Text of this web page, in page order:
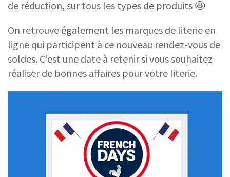
de réduction, sur tous les types de produits 🤩
On retrouve également les marques de literie en
ligne qui participent à ce nouveau rendez-vous de
soldes. C’est une date à retenir si vous souhaitez
réaliser de bonnes affaires pour votre literie.